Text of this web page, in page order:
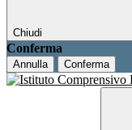
Chiudi
Conferma
Annulla Conferma